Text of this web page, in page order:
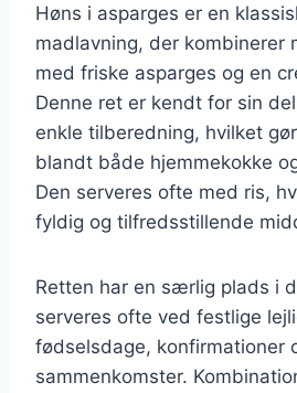
Høns i asparges er en
madlavning, der kombinerer
med friske asparges og en
Denne ret er kendt for sin
enkle tilberedning, hvilket
blandt både hjemmekokke
Den serveres ofte med ris,
fyldig og tilfredsstillende
Retten har en særlig plads i
serveres ofte ved festlige
fødselsdage, konfirmationer
sammenkomster.